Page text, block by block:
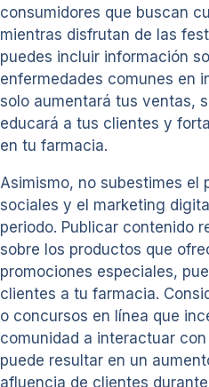
consumidores que buscan
mientras disfrutan de las
puedes incluir información
enfermedades comunes en
solo aumentará tus ventas,
educará a tus clientes y
en tu farmacia.
Asimismo, no subestimes el
sociales y el marketing
periodo. Publicar contenido
sobre los productos que
promociones especiales,
clientes a tu farmacia.
o concursos en línea que
comunidad a interactuar
puede resultar en un
afluencia de clientes